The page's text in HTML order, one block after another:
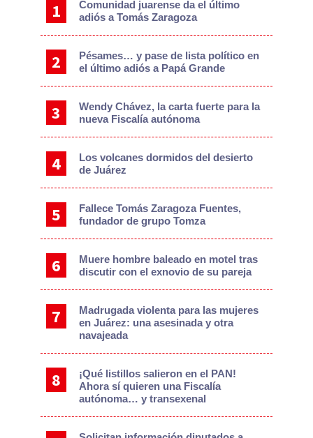
Comunidad juarense da el último
adiós a Tomás Zaragoza
Pésames… y pase de lista político en
el último adiós a Papá Grande
Wendy Chávez, la carta fuerte para la
nueva Fiscalía autónoma
Los volcanes dormidos del desierto
de Juárez
Fallece Tomás Zaragoza Fuentes,
fundador de grupo Tomza
Muere hombre baleado en motel tras
discutir con el exnovio de su pareja
Madrugada violenta para las mujeres
en Juárez: una asesinada y otra
navajeada
¡Qué listillos salieron en el PAN!
Ahora sí quieren una Fiscalía
autónoma… y transexenal